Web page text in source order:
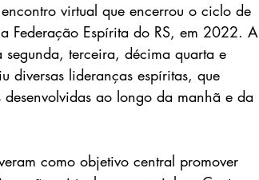
virtual que encerrou o ciclo de
Federação Espírita do RS, em 2022. A
terceira, décima quarta e
diversas lideranças espíritas, que
ao longo da manhã e da
como objetivo central promover